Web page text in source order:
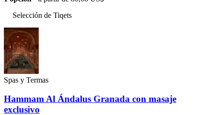
Selección de Tiqets
Spas y Termas
Hammam Al Ándalus Granada con masaje
exclusivo